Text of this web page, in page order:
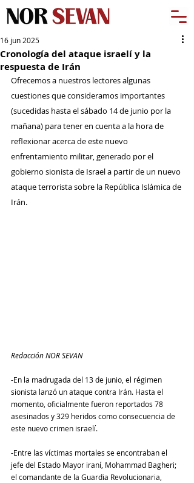
Cronología del ataque israelí y la
respuesta de Irán
16 jun 2025
Ofrecemos a nuestros lectores algunas
cuestiones que consideramos importantes
(sucedidas hasta el sábado 14 de junio por la
mañana) para tener en cuenta a la hora de
reflexionar acerca de este nuevo
enfrentamiento militar, generado por el
gobierno sionista de Israel a partir de un nuevo
ataque terrorista sobre la República Islámica de
Irán.
Redacción NOR SEVAN
-En la madrugada del 13 de junio, el régimen
sionista lanzó un ataque contra Irán. Hasta el
momento, oficialmente fueron reportados 78
asesinados y 329 heridos como consecuencia de
este nuevo crimen israelí.
-Entre las víctimas mortales se encontraban el
jefe del Estado Mayor iraní, Mohammad Bagheri;
el comandante de la Guardia Revolucionaria,